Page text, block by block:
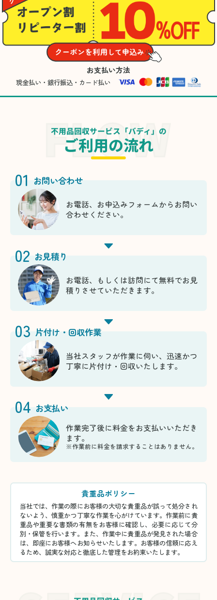
お支払い方法
現金払い・銀行振込・カード払い
不用品回収サービス「バディ」の
ご利用の流れ
01 お問い合わせ
お電話、お申込みフォームからお問い
合わせください。
02 お見積り
お電話、もしくは訪問にて無料でお見
積りさせていただきます。
03 片付け・回収作業
当社スタッフが作業に伺い、迅速かつ
丁寧に片付け・回収いたします。
04 お支払い
作業完了後に料金をお支払いいただき
ます。
※作業前に料金を請求することはありません。
貴重品ポリシー
当社では、作業の際にお客様の大切な貴重品が誤って処分され
ないよう、慎重かつ丁寧な作業を心がけています。作業前に貴
重品や重要な書類の有無をお客様に確認し、必要に応じて分
別・保管を行います。また、作業中に貴重品が発見された場合
は、即座にお客様へお知らせいたします。お客様の信頼に応え
るため、誠実な対応と徹底した管理をお約束いたします。